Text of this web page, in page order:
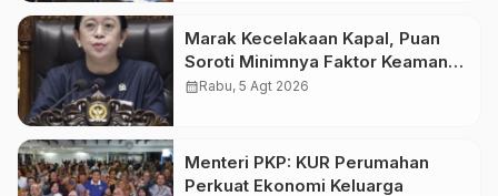
Marak Kecelakaan Kapal, Puan
Soroti Minimnya Faktor Keamanan
Transportasi Laut
calendar_monthRabu, 5 Agt 2026
Menteri PKP: KUR Perumahan
Perkuat Ekonomi Keluarga